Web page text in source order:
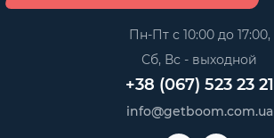
Пн-Пт с 10:00 до 17:00,
Сб, Вс - выходной
+38 (067) 523 23 21
info@getboom.com.ua